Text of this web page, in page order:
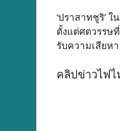
‘ปราสาทชูริ’
ตั้งแต่ศตวรรษ
รับความเสียห
คลิปข่าวไฟ